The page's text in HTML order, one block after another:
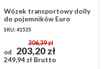
Wózek transportowy dolly
do pojemników Euro
600x400x180 mm
SKU: 41535
od
306,39 zł
203,20 zł
249,94 zł Brutto